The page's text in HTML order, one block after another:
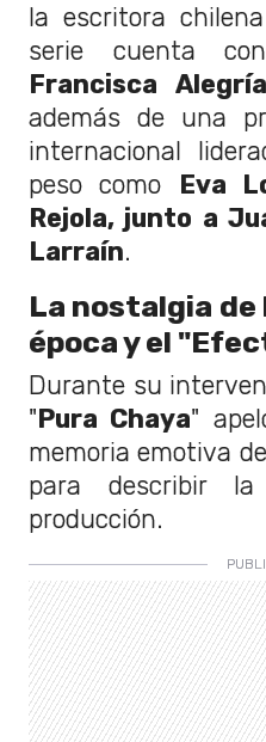
la escritora chilena
serie cuenta
Francisca
además de una
internacional
peso como Eva
Rejola, junto a
Larraín.
La nostalgia
época y el
Durante su
"Pura Chaya"
memoria emotiva
para describir
producción.